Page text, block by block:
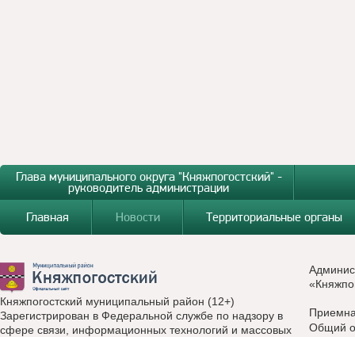
Глава муниципального округа "Княжпогостский" -
руководитель администрации
Главная
Новости Территориальные органы
Княжпогостский муниципальный район (12+)
Зарегистрирован в Федеральной службе по надзору в
сфере связи, информационных технологий и массовых
Общий